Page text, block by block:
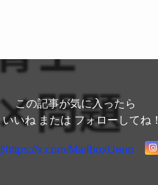
この記事が気に入ったら
いいね または フォローしてね！
Follow Me